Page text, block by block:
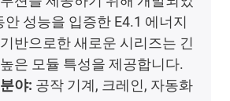
성능을 입증한 E4.1 에너지
반으로한 새로운 시리즈는 긴
은 모듈 특성을 제공합니다.
야: 공작 기계, 크레인, 자동화